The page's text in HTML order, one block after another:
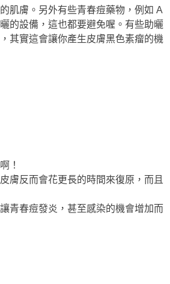
肌膚。另外有些青春痘藥物，例如 A
的設備，這也都要避免喔。有些助曬
其實這會讓你產生皮膚黑色素瘤的機
！
膚反而會花更長的時間來復原，而且
青春痘發炎，甚至感染的機會增加而